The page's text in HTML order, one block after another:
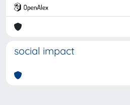
social impact